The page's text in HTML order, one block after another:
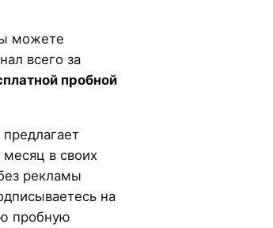
можете
всего за
пробной
в своих
рекламы
на
пробную